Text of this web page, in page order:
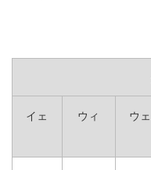
イェ ウィ ウェ